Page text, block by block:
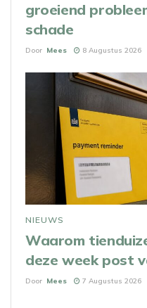
groeiend
schade
Door Mees 8 Augustus 2026
NIEUWS
Waarom
deze week post
Door Mees 7 Augustus 2026